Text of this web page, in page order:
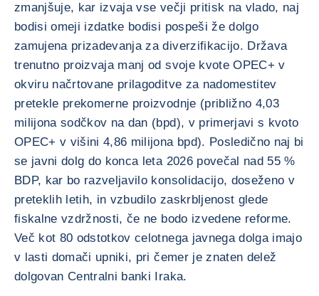
zmanjšuje, kar izvaja vse večji pritisk na vlado, naj
bodisi omeji izdatke bodisi pospeši že dolgo
zamujena prizadevanja za diverzifikacijo. Država
trenutno proizvaja manj od svoje kvote OPEC+ v
okviru načrtovane prilagoditve za nadomestitev
pretekle prekomerne proizvodnje (približno 4,03
milijona sodčkov na dan (bpd), v primerjavi s kvoto
OPEC+ v višini 4,86 milijona bpd). Posledično naj bi
se javni dolg do konca leta 2026 povečal nad 55 %
BDP, kar bo razveljavilo konsolidacijo, doseženo v
preteklih letih, in vzbudilo zaskrbljenost glede
fiskalne vzdržnosti, če ne bodo izvedene reforme.
Več kot 80 odstotkov celotnega javnega dolga imajo
v lasti domači upniki, pri čemer je znaten delež
dolgovan Centralni banki Iraka.